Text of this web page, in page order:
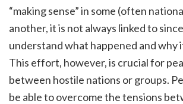
“making sense” in some (often
another, it is not always linked to
understand what happened and why
This effort, however, is crucial for
between hostile nations or groups.
be able to overcome the tensions